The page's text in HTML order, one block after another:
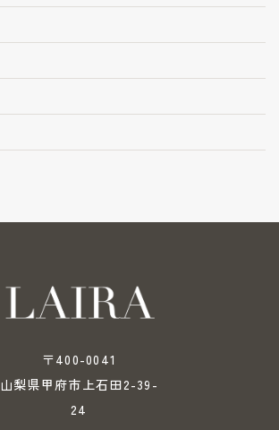
〒400-0041
山梨県甲府市上石田2-39-
24